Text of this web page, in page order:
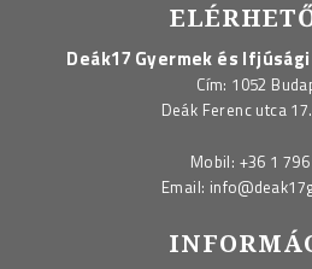
Deák17 Gyermek és
Cím: 1052
Deák Ferenc utca
Mobil: +36 1
Email: